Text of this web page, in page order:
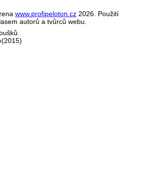
www.profipeloton.cz 2026. Použití
autorů a tvůrců webu.